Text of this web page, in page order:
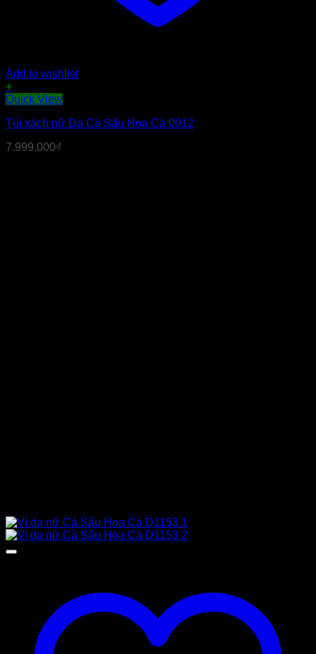
Add to wishlist
+
Quick View
Túi xách nữ Da Cá Sấu Hoa Cà 0012
7.999.000₫